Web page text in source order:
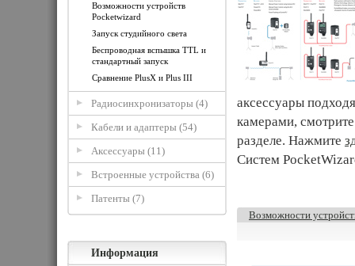
Возможности устройств
Pocketwizard
Запуск студийного света
Беспроводная вспышка TTL и
стандартный запуск
Сравнение PlusX и Plus III
Радиосинхронизаторы (4)
Кабели и адаптеры (54)
Аксессуары (11)
Встроенные устройства (6)
Патенты (7)
Информация
аксессуары
камерами,
разделе. Нажмите
Систем
Возможности